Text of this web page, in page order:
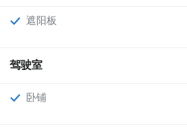
遮阳板
驾驶室
卧铺